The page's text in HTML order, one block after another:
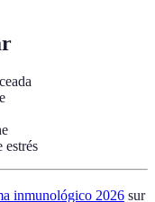
estrés
inmunológico 2026 sur